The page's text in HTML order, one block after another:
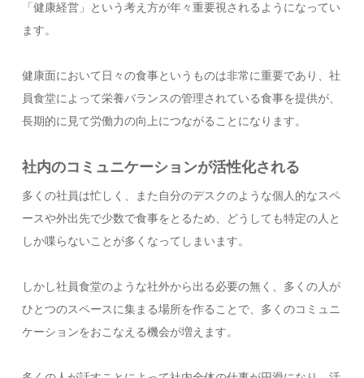
「健康経営」という考え方が年々重要視されるようになってい
ます。
健康面において日々の食事というものは非常に重要であり、社
員食堂によって栄養バランスの管理されている食事を提供が、
長期的に見て労働力の向上につながることになります。
社内のコミュニケーションが活性化される
多くの社員は忙しく、また自分のデスクのような個人的なスペ
ースや外出先で少数で食事をとるため、どうしても特定の人と
しか喋らないことが多くなってしまいます。
しかし社員食堂のような社外から出る必要の無く、多くの人が
ひとつのスペースに集まる場所を作ることで、多くのコミュニ
ケーションをおこなえる機会が増えます。